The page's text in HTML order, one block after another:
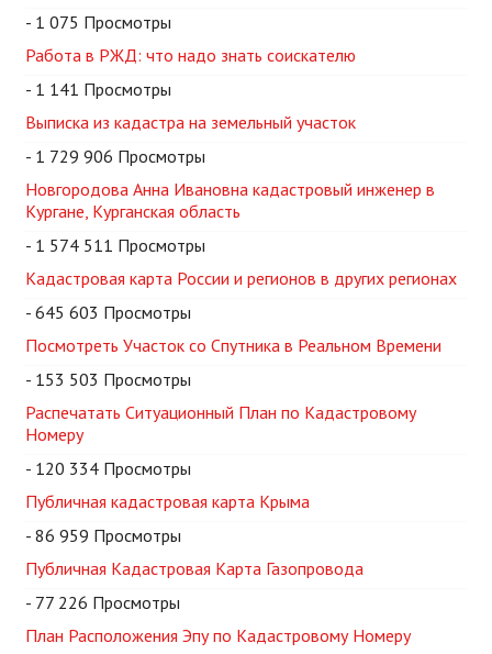
- 1 075 Просмотры
Работа в РЖД: что надо знать соискателю
- 1 141 Просмотры
Выписка из кадастра на земельный участок
- 1 729 906 Просмотры
Новгородова Анна Ивановна кадастровый инженер в
Кургане, Курганская область
- 1 574 511 Просмотры
Кадастровая карта России и регионов в других регионах
- 645 603 Просмотры
Посмотреть Участок со Спутника в Реальном Времени
- 153 503 Просмотры
Распечатать Ситуационный План по Кадастровому
Номеру
- 120 334 Просмотры
Публичная кадастровая карта Крыма
- 86 959 Просмотры
Публичная Кадастровая Карта Газопровода
- 77 226 Просмотры
План Расположения Эпу по Кадастровому Номеру